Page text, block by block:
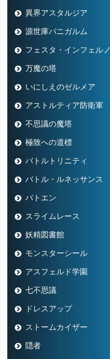
異界アスタルジア
源世庫パニガルム
フェスタ・インフェルノ
万魔の塔
いにしえのゼルメア
アストルティア防衛軍
不思議の魔塔
極致への道標
バトルトリニティ
バトル・ルネッサンス
バトエン
スライムレース
妖精図書館
モンスターシール
アスフェルド学園
七不思議
ドレスアップ
ストームカイザー
隠者